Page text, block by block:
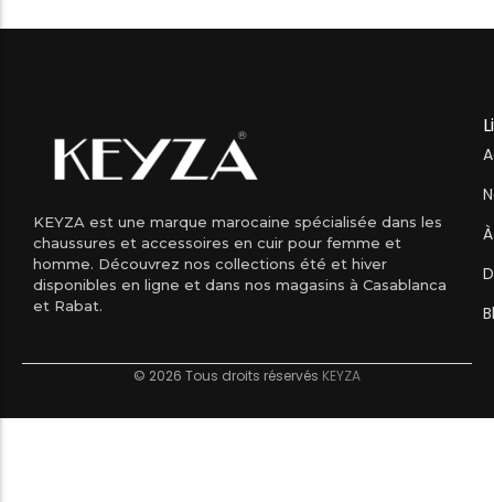
KEYZA est une marque marocaine spécialisée dans les
chaussures et accessoires en cuir pour femme et
homme. Découvrez nos collections été et hiver
disponibles en ligne et dans nos magasins à Casablanca
et Rabat.
© 2026 Tous droits réservés KEYZA